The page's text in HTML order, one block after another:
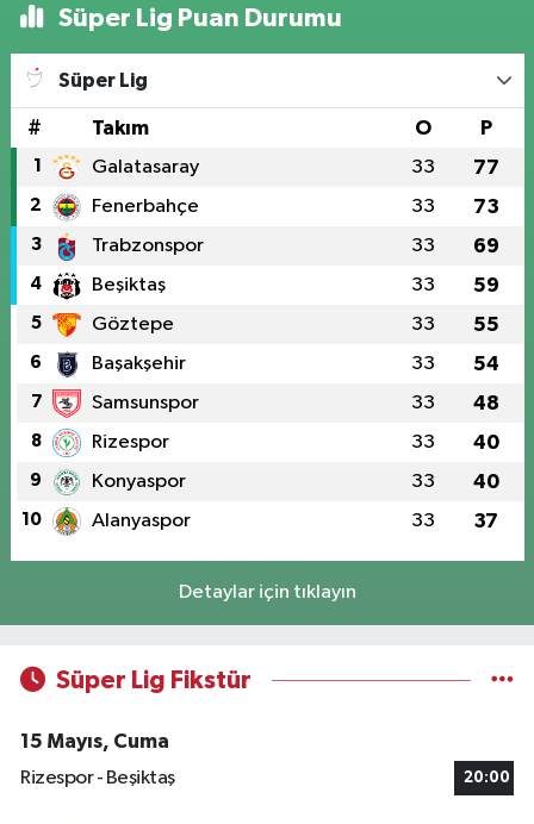
Süper Lig Puan Durumu
Süper Lig
# Takım O P
1 Galatasaray 33 77
2 Fenerbahçe 33 73
3 Trabzonspor 33 69
4 Beşiktaş 33 59
5 Göztepe 33 55
6 Başakşehir 33 54
7 Samsunspor 33 48
8 Rizespor 33 40
9 Konyaspor 33 40
10 Alanyaspor 33 37
Detaylar için tıklayın
Süper Lig Fikstür
15 Mayıs, Cuma
Rizespor - Beşiktaş
20:00